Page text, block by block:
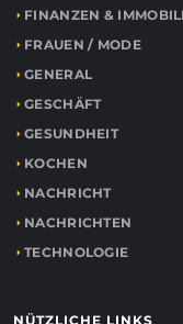
FINANZEN &
FRAUEN / MODE
GENERAL
GESCHÄFT
GESUNDHEIT
KOCHEN
NACHRICHT
NACHRICHTEN
TECHNOLOGIE
NÜTZLICHE LINKS